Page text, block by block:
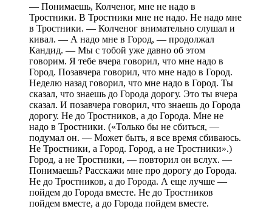
— Понимаешь, Колченог, мне не надо в
Тростники. В Тростники мне не надо. Не надо мне
в Тростники. — Колченог внимательно слушал и
кивал. — А надо мне в Город, — продолжал
Кандид. — Мы с тобой уже давно об этом
говорим. Я тебе вчера говорил, что мне надо в
Город. Позавчера говорил, что мне надо в Город.
Неделю назад говорил, что мне надо в Город. Ты
сказал, что знаешь до Города дорогу. Это ты вчера
сказал. И позавчера говорил, что знаешь до Города
дорогу. Не до Тростников, а до Города. Мне не
надо в Тростники. («Только бы не сбиться, —
подумал он. — Может быть, я все время сбиваюсь.
Не Тростники, а Город. Город, а не Тростники».)
Город, а не Тростники, — повторил он вслух. —
Понимаешь? Расскажи мне про дорогу до Города.
Не до Тростников, а до Города. А еще лучше —
пойдем до Города вместе. Не до Тростников
пойдем вместе, а до Города пойдем вместе.